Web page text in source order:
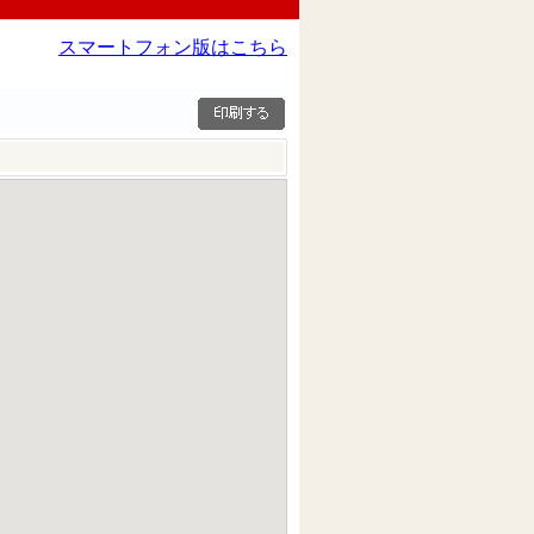
スマートフォン版はこちら